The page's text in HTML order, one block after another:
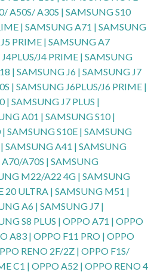
A50S/ A30S | SAMSUNG S10
| SAMSUNG A71 | SAMSUNG
PRIME | SAMSUNG A7
J4 PRIME | SAMSUNG
| SAMSUNG J6 | SAMSUNG J7
| SAMSUNG J6PLUS/J6 PRIME |
| SAMSUNG J7 PLUS |
A01 | SAMSUNG S10 |
SAMSUNG S10E | SAMSUNG
SAMSUNG A41 | SAMSUNG
A70S | SAMSUNG
M22/A22 4G | SAMSUNG
20 ULTRA | SAMSUNG M51 |
A6 | SAMSUNG J7 |
S8 PLUS | OPPO A71 | OPPO
A83 | OPPO F11 PRO | OPPO
RENO 2F/2Z | OPPO F1S/
C1 | OPPO A52 | OPPO RENO 4